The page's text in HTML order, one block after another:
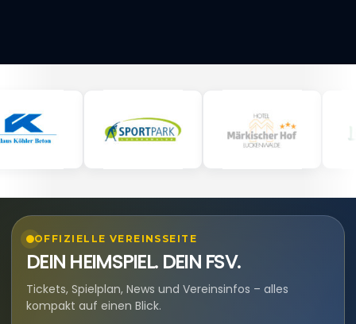
OFFIZIELLE VEREINSSEITE
DEIN HEIMSPIEL. DEIN FSV.
Tickets, Spielplan, News und Vereinsinfos – alles
kompakt auf einen Blick.